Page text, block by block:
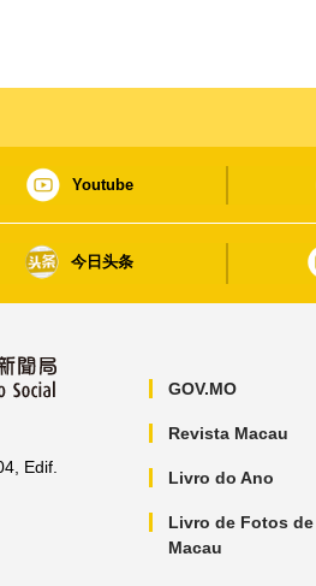
Youtube
今日头条
Edif.
GOV.MO
Revista Macau
Livro do Ano
Livro de Fotos de
Macau